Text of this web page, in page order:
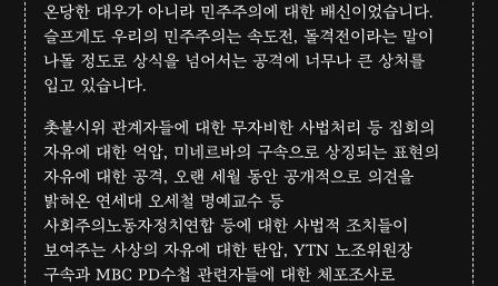
온당한 대우가 아니라 민주주의에 대한 배신이었습니다.
슬프게도 우리의 민주주의는 속도전, 돌격전이라는 말이
나돌 정도로 상식을 넘어서는 공격에 너무나 큰 상처를
입고 있습니다.
촛불시위 관계자들에 대한 무자비한 사법처리 등 집회의
자유에 대한 억압, 미네르바의 구속으로 상징되는 표현의
자유에 대한 공격, 오랜 세월 동안 공개적으로 의견을
밝혀온 연세대 오세철 명예교수 등
사회주의노동자정치연합 등에 대한 사법적 조치들이
보여주는 사상의 자유에 대한 탄압, YTN 노조위원장
구속과 MBC PD수첩 관련자들에 대한 체포조사로